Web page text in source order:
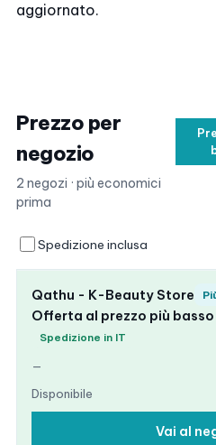
aggiornato.
Prezzo per
negozio
2 negozi · più economici
prima
Spedizione inclusa
Qathu - K-Beauty Store
Offerta al prezzo più basso
Spedizione in IT
—
Disponibile
Vai al